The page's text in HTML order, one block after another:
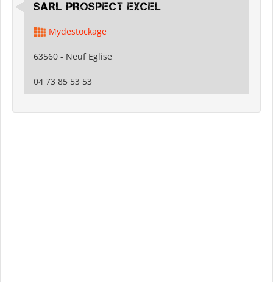
SARL PROSPECT EXCEL
Mydestockage
63560 - Neuf Eglise
04 73 85 53 53